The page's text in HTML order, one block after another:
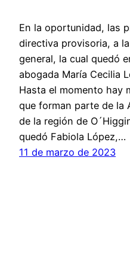
En la oportunidad, las
directiva provisoria, a
general, la cual quedó
abogada María Cecilia
Hasta el momento hay
que forman parte de la
de la región de
quedó Fabiola López,…
11 de marzo de 2023